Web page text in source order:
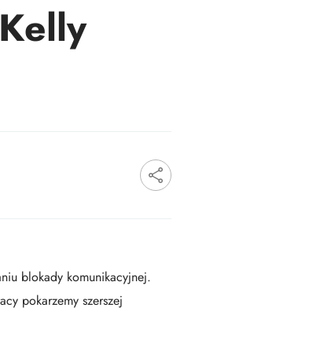
blokady komunikacyjnej.
pokarzemy szerszej